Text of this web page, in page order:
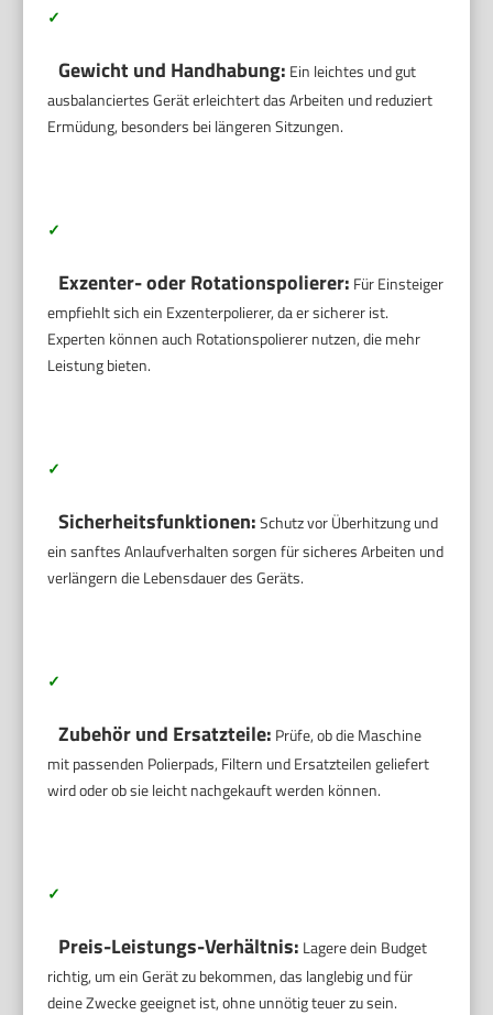
✓
Gewicht und Handhabung: Ein leichtes und gut
ausbalanciertes Gerät erleichtert das Arbeiten und reduziert
Ermüdung, besonders bei längeren Sitzungen.
✓
Exzenter- oder Rotationspolierer: Für Einsteiger
empfiehlt sich ein Exzenterpolierer, da er sicherer ist.
Experten können auch Rotationspolierer nutzen, die mehr
Leistung bieten.
✓
Sicherheitsfunktionen:Schutz vor Überhitzung und
ein sanftes Anlaufverhalten sorgen für sicheres Arbeiten und
verlängern die Lebensdauer des Geräts.
✓
Zubehör und Ersatzteile: Prüfe, ob die Maschine
mit passenden Polierpads, Filtern und Ersatzteilen geliefert
wird oder ob sie leicht nachgekauft werden können.
✓
Preis-Leistungs-Verhältnis: Lagere dein Budget
richtig, um ein Gerät zu bekommen, das langlebig und für
deine Zwecke geeignet ist, ohne unnötig teuer zu sein.